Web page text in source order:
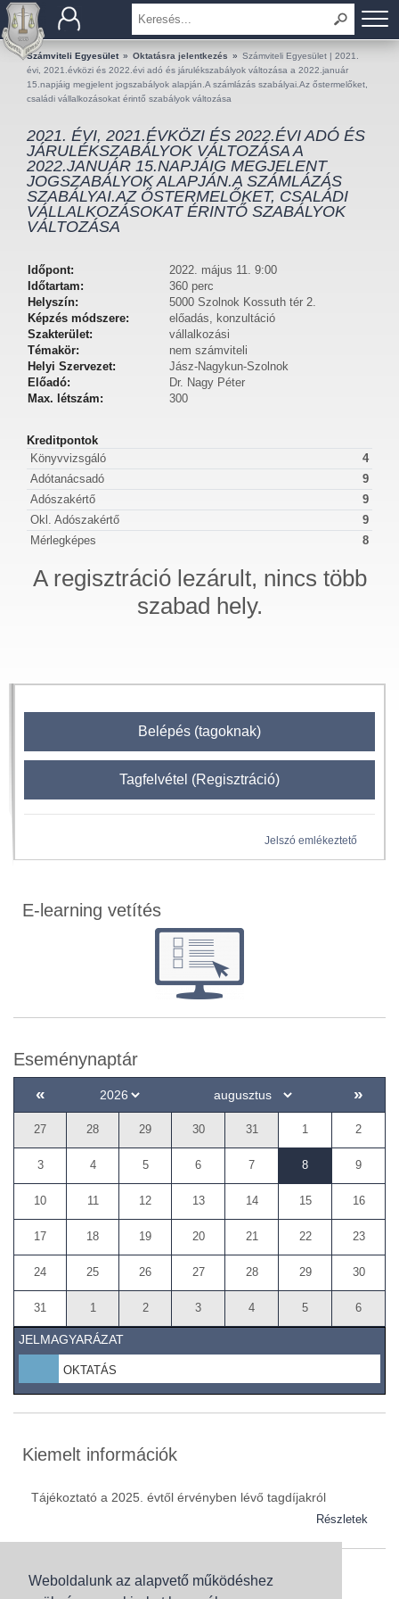
Weboldalunk az alapvető működéshez
BEMUTATKOZÁS
TAGOK
OKTATÁS
KÉRDÉSEK ÉS VÁLASZOK
TUDÁSTÁR
KIADVÁNYOK
KAPCSOLAT
Számviteli Egyesület » Oktatásra jelentkezés » Számviteli Egyesület | 2021.
évi, 2021.évközi és 2022.évi adó és járulékszabályok változása a 2022.január
15.napjáig megjelent jogszabályok alapján.A számlázás szabályai.Az őstermelőket,
családi vállalkozásokat érintő szabályok változása
2021. ÉVI, 2021.ÉVKÖZI ÉS 2022.ÉVI ADÓ ÉS
JÁRULÉKSZABÁLYOK VÁLTOZÁSA A
2022.JANUÁR 15.NAPJÁIG MEGJELENT
JOGSZABÁLYOK ALAPJÁN.A SZÁMLÁZÁS
SZABÁLYAI.AZ ŐSTERMELŐKET, CSALÁDI
VÁLLALKOZÁSOKAT ÉRINTŐ SZABÁLYOK
VÁLTOZÁSA
Időpont:
2022. május 11. 9:00
Időtartam:
360 perc
Helyszín:
5000 Szolnok Kossuth tér 2.
Képzés módszere:
előadás, konzultáció
Szakterület:
vállalkozási
Témakör:
nem számviteli
Helyi Szervezet:
Jász-Nagykun-Szolnok
Előadó:
Dr. Nagy Péter
Max. létszám:
300
Kreditpontok
Könyvvizsgáló
4
Adótanácsadó
9
Adószakértő
9
Okl. Adószakértő
9
Mérlegképes
8
A regisztráció lezárult, nincs több
szabad hely.
Belépés (tagoknak)
Tagfelvétel (Regisztráció)
Jelszó emlékeztető
E-learning vetítés
Eseménynaptár
« »
27 28 29 30 31 1 2
3 4 5 6 7 8 9
10 11 12 13 14 15 16
17 18 19 20 21 22 23
24 25 26 27 28 29 30
31 1 2 3 4 5 6
JELMAGYARÁZAT
OKTATÁS
Kiemelt információk
Tájékoztató a 2025. évtől érvényben lévő tagdíjakról
Részletek
Szaknévsor